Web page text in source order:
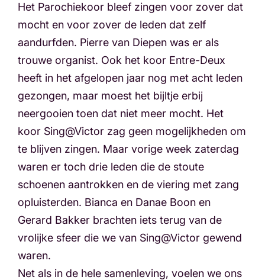
Het Parochiekoor bleef zingen voor zover dat
mocht en voor zover de leden dat zelf
aandurfden. Pierre van Diepen was er als
trouwe organist. Ook het koor Entre-Deux
heeft in het afgelopen jaar nog met acht leden
gezongen, maar moest het bijltje erbij
neergooien toen dat niet meer mocht. Het
koor Sing@Victor zag geen mogelijkheden om
te blijven zingen. Maar vorige week zaterdag
waren er toch drie leden die de stoute
schoenen aantrokken en de viering met zang
opluisterden. Bianca en Danae Boon en
Gerard Bakker brachten iets terug van de
vrolijke sfeer die we van Sing@Victor gewend
waren.
Net als in de hele samenleving, voelen we ons